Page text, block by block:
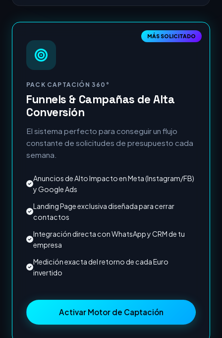
MÁS SOLICITADO
PACK CAPTACIÓN 360°
Funnels & Campañas de Alta
Conversión
El sistema perfecto para conseguir un flujo
constante de solicitudes de presupuesto cada
semana.
Anuncios de Alto Impacto en Meta (Instagram/FB)
y Google Ads
Landing Page exclusiva diseñada para cerrar
contactos
Integración directa con WhatsApp y CRM de tu
empresa
Medición exacta del retorno de cada Euro
invertido
Activar Motor de Captación